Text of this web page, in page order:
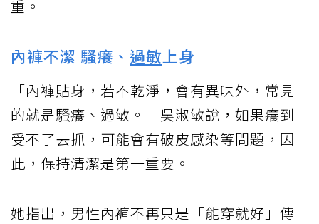
重。
內褲不潔 騷癢、 過敏上身
「內褲貼身，若不乾淨，會有異味外，常見
的就是騷癢、過敏。」吳淑敏說，如果癢到
受不了去抓，可能會有破皮感染等問題，因
此，保持清潔是第一重要。
她指出，男性內褲不再只是「能穿就好」傳